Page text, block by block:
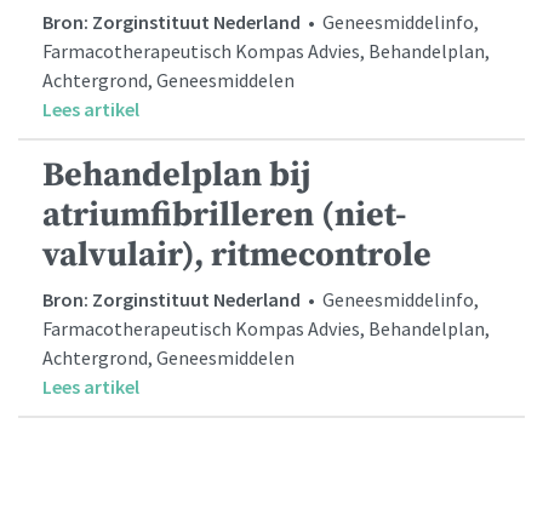
Bron: Zorginstituut Nederland • Geneesmiddelinfo,
Farmacotherapeutisch Kompas Advies, Behandelplan,
Achtergrond, Geneesmiddelen
Lees artikel
Behandelplan bij
atriumfibrilleren (niet-
valvulair), ritmecontrole
Bron: Zorginstituut Nederland • Geneesmiddelinfo,
Farmacotherapeutisch Kompas Advies, Behandelplan,
Achtergrond, Geneesmiddelen
Lees artikel